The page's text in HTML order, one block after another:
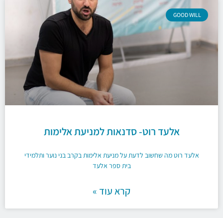
GOOD WILL
אלעד רוט- סדנאות למניעת אלימות
אלעד רוט מה שחשוב לדעת על מניעת אלימות בקרב בני נוער ותלמידי
בית ספר אלעד
קרא עוד »